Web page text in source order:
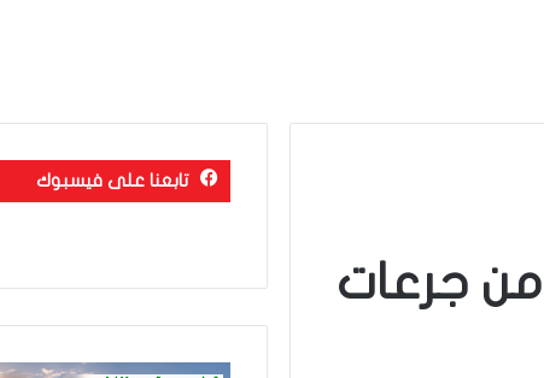
تستحوذ على 82٪ من جرعات
تابعنا على فيسبوك